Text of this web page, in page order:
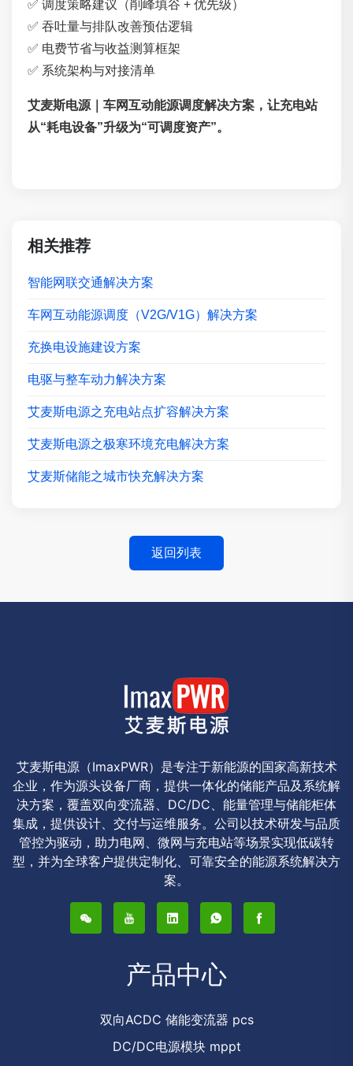
✅ 调度策略建议（削峰填谷 + 优先级）
✅ 吞吐量与排队改善预估逻辑
✅ 电费节省与收益测算框架
✅ 系统架构与对接清单
艾麦斯电源｜车网互动能源调度解决方案，让充电站
从“耗电设备”升级为“可调度资产”。
相关推荐
智能网联交通解决方案
车网互动能源调度（V2G/V1G）解决方案
充换电设施建设方案
电驱与整车动力解决方案
艾麦斯电源之充电站点扩容解决方案
艾麦斯电源之极寒环境充电解决方案
艾麦斯储能之城市快充解决方案
返回列表
艾麦斯电源（ImaxPWR）是专注于新能源的国家高新技术
企业，作为源头设备厂商，提供一体化的储能产品及系统解
决方案，覆盖双向变流器、DC/DC、能量管理与储能柜体
集成，提供设计、交付与运维服务。公司以技术研发与品质
管控为驱动，助力电网、微网与充电站等场景实现低碳转
型，并为全球客户提供定制化、可靠安全的能源系统解决方
案。
产品中心
双向ACDC 储能变流器 pcs
DC/DC电源模块 mppt